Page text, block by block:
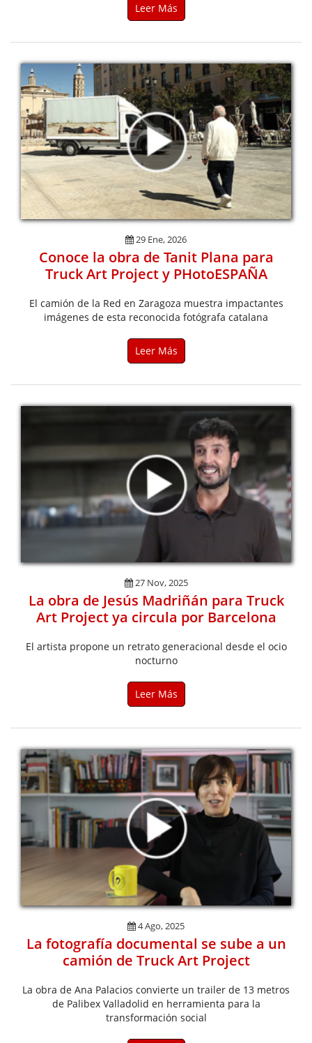
Leer Más
29 Ene, 2026
Conoce la obra de Tanit Plana para
Truck Art Project y PHotoESPAÑA
El camión de la Red en Zaragoza muestra impactantes
imágenes de esta reconocida fotógrafa catalana
Leer Más
27 Nov, 2025
La obra de Jesús Madriñán para Truck
Art Project ya circula por Barcelona
El artista propone un retrato generacional desde el ocio
nocturno
Leer Más
4 Ago, 2025
La fotografía documental se sube a un
camión de Truck Art Project
La obra de Ana Palacios convierte un trailer de 13 metros
de Palibex Valladolid en herramienta para la
transformación social